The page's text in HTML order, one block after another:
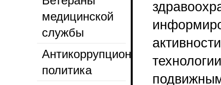
медицинской
службы
Антикоррупционная
политика